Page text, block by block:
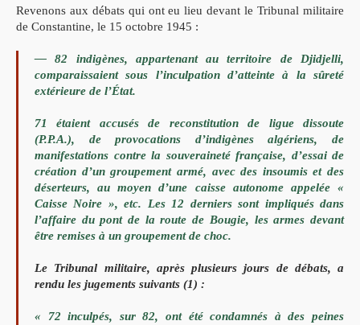
Revenons aux débats qui ont eu lieu devant le Tribunal militaire
de Constantine, le 15 octobre 1945 :
— 82 indigènes, appartenant au territoire de Djidjelli,
comparaissaient sous l’inculpation d’atteinte à la sûreté
extérieure de l’État.
71 étaient accusés de reconstitution de ligue dissoute
(P.P.A.), de provocations d’indigènes algériens, de
manifestations contre la souveraineté française, d’essai de
création d’ungroupement armé, avec des insoumis et des
déserteurs, au moyend’une caisse autonome appelée «
Caisse Noire », etc. Les 12 derniers sont impliqués dans
l’affaire du pont de la route de Bougie, les armes devant
être remises à un groupement de choc.
Le Tribunal militaire, après plusieurs jours de débats, a
rendu les jugements suivants (1) :
« 72 inculpés, sur 82, ont été condamnés à des peines